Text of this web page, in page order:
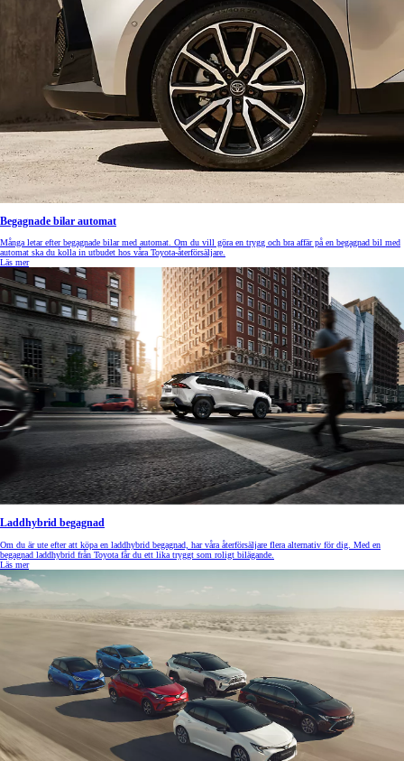
Begagnade bilar automat
Många letar efter begagnade bilar med automat. Om du vill göra en trygg och bra affär på en begagnad bil med
automat ska du kolla in utbudet hos våra Toyota-återförsäljare.
Läs mer
Laddhybrid begagnad
Om du är ute efter att köpa en laddhybrid begagnad, har våra återförsäljare flera alternativ för dig. Med en
begagnad laddhybrid från Toyota får du ett lika tryggt som roligt bilägande.
Läs mer